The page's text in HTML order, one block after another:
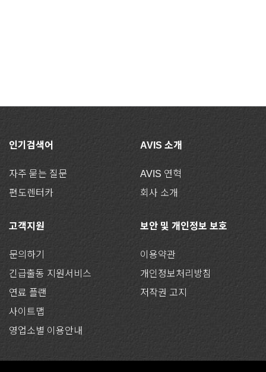
인기검색어
자주 묻는 질문
편도렌터카
AVIS 소개
AVIS 연혁
회사 소개
고객지원
문의하기
긴급출동 지원서비스
연료 플랜
사이트맵
영업소별 이용안내
보안 및 개인정보 보호
이용약관
개인정보처리방침
저작권 고지